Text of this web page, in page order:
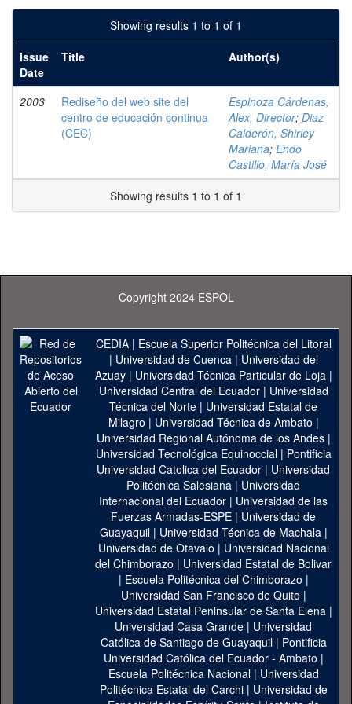
Showing results 1 to 1 of 1
Issue
Date
Title Author(s)
2003
Rediseño del web site del
centro de educación continua
(CEC)
Espinoza Cárdenas,
Alex, Director; Diaz
Calderón, Shirley
Mariana; Endo
Castillo, María José
Showing results 1 to 1 of 1
Copyright 2024 ESPOL
CEDIA| Escuela Superior Politécnica del Litoral
| Universidad de Cuenca| Universidad del
Azuay| Universidad Técnica Particular de Loja|
Universidad Central del Ecuador| Universidad
Técnica del Norte | Universidad Estatal de
Milagro | Universidad Técnica de Ambato |
Universidad Regional Autónoma de los Andes|
Universidad Tecnológica Equinoccial| Pontificia
Universidad Catolica del Ecuador | Universidad
Politécnica Salesiana | Universidad
Internacional del Ecuador | Universidad de las
Fuerzas Armadas-ESPE | Universidad de
Guayaquil| Universidad Técnica de Machala|
Universidad de Otavalo | Universidad Nacional
del Chimborazo | Universidad Estatal de Bolivar
| Escuela Politécnica del Chimborazo |
Universidad San Francisco de Quito |
Universidad Estatal Peninsular de Santa Elena|
Universidad Casa Grande | Universidad
Católica de Santiago de Guayaquil| Pontificia
Universidad Católica del Ecuador - Ambato |
Escuela Politécnica Nacional| Universidad
Politécnica Estatal del Carchi| Universidad de